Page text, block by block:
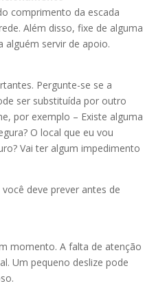
comprimento da escada
Além disso, fixe de alguma
alguém servir de apoio.
Pergunte-se se a
ser substituída por outro
por exemplo – Existe alguma
O local que eu vou
Vai ter algum impedimento
deve prever antes de
momento. A falta de atenção
Um pequeno deslize pode